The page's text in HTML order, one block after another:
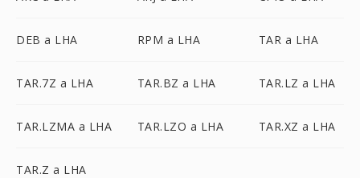
DEB a LHA RPM a LHA TAR a LHA
TAR.7Z a LHA TAR.BZ a LHA TAR.LZ a LHA
TAR.LZMA a LHA TAR.LZO a LHA TAR.XZ a LHA
TAR.Z a LHA